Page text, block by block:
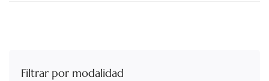
Filtrar por modalidad